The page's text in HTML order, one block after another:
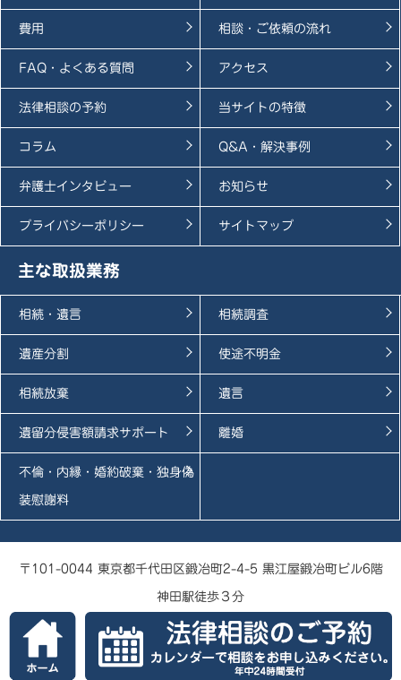
費用 相談・ご依頼の流れ
FAQ・よくある質問 アクセス
法律相談の予約 当サイトの特徴
コラム Q&A・解決事例
弁護士インタビュー お知らせ
プライバシーポリシー サイトマップ
主な取扱業務
相続・遺言 相続調査
遺産分割 使途不明金
相続放棄 遺言
遺留分侵害額請求サポート 離婚
不倫・内縁・婚約破棄・独身偽
装慰謝料
〒101-0044 東京都千代田区鍛冶町2-4-5 黒江屋鍛冶町ビル6階
神田駅徒歩３分
Copyright © 弁護士 澤藤亮介 All Rights Reserved.
運営：弁護士澤藤亮介（向陽法律事務所）